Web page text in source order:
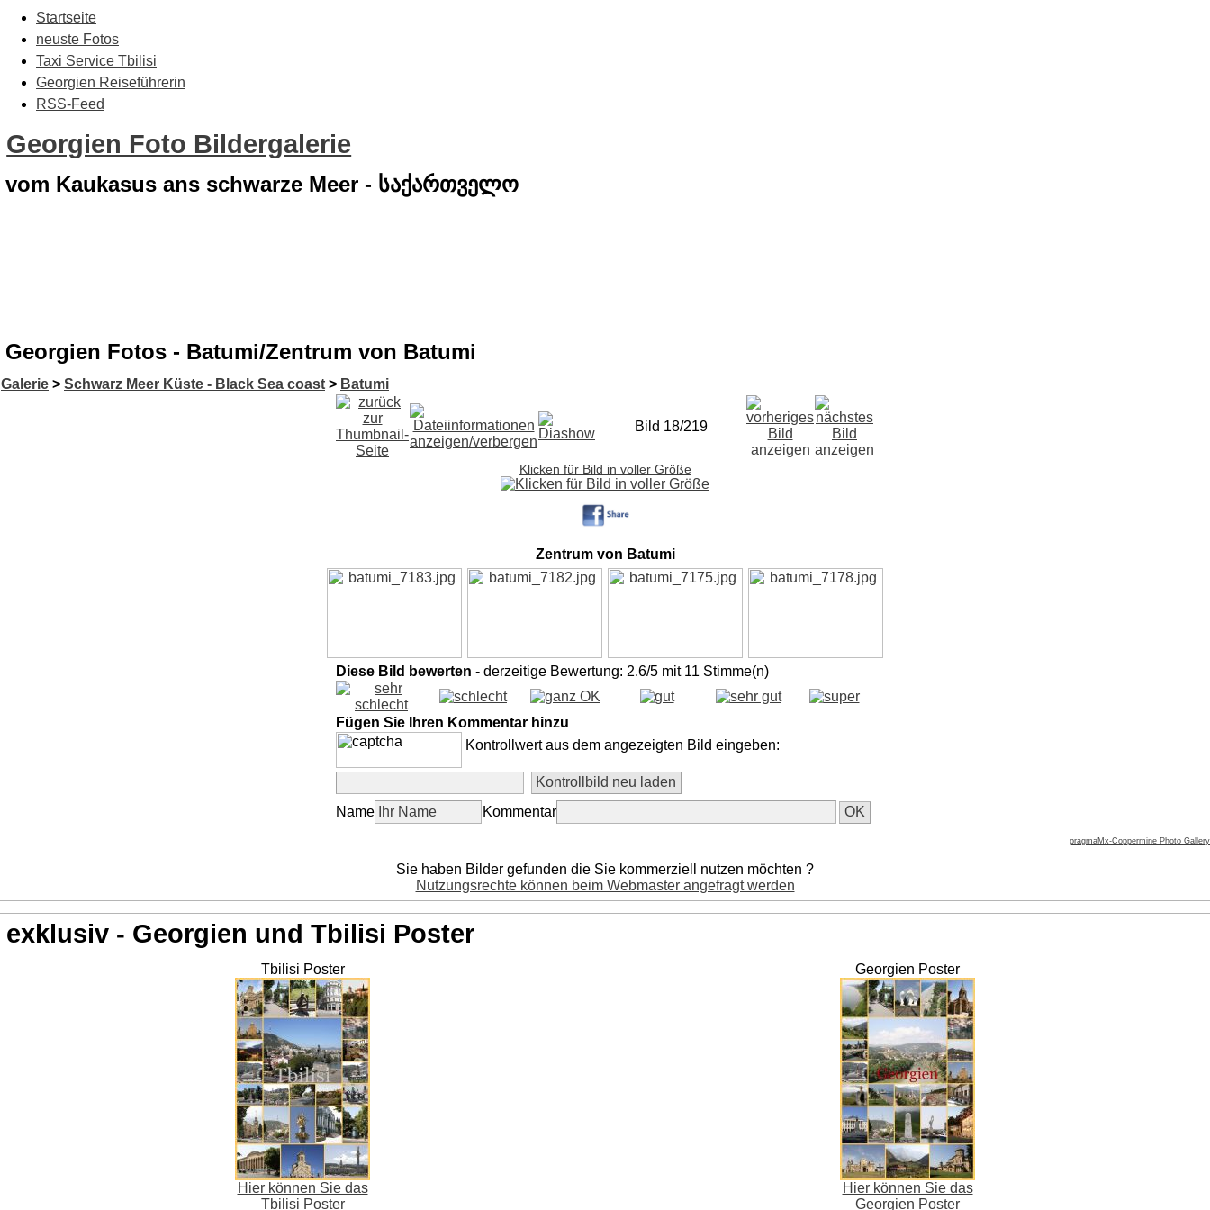
Startseite
neuste Fotos
Taxi Service Tbilisi
Georgien Reiseführerin
RSS-Feed
Georgien Foto Bildergalerie
vom Kaukasus ans schwarze Meer - საქართველო
Georgien Fotos - Batumi/Zentrum von Batumi
Galerie > Schwarz Meer Küste - Black Sea coast > Batumi
Bild 18/219
Klicken für Bild in voller Größe
Zentrum von Batumi
Diese Bild bewerten - derzeitige Bewertung: 2.6/5 mit 11 Stimme(n)
Fügen Sie Ihren Kommentar hinzu
Kontrollwert aus dem angezeigten Bild eingeben:
Name Kommentar
pragmaMx-Coppermine Photo Gallery
Sie haben Bilder gefunden die Sie kommerziell nutzen möchten ?
Nutzungsrechte können beim Webmaster angefragt werden
exklusiv - Georgien und Tbilisi Poster
Tbilisi Poster
Hier können Sie das
Tbilisi Poster
Georgien Poster
Hier können Sie das
Georgien Poster